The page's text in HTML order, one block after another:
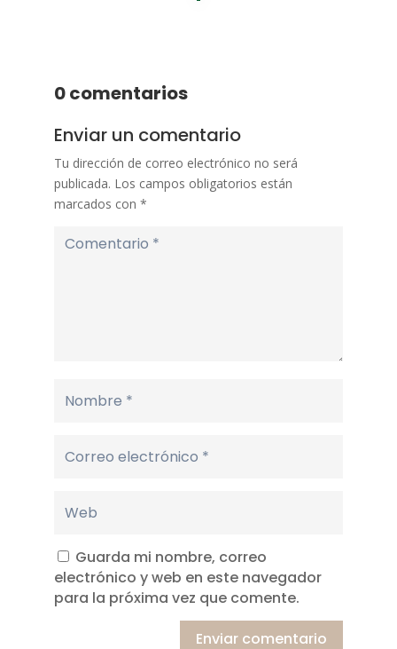
0 comentarios
Enviar un comentario
Tu dirección de correo electrónico no será
publicada. Los campos obligatorios están
marcados con *
Guarda mi nombre, correo
electrónico y web en este navegador
para la próxima vez que comente.
Enviar comentario